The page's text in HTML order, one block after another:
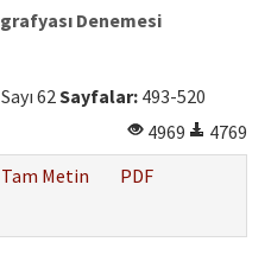
Denemesi
62Sayfalar: 493-520
4969
4769
Tam Metin
PDF